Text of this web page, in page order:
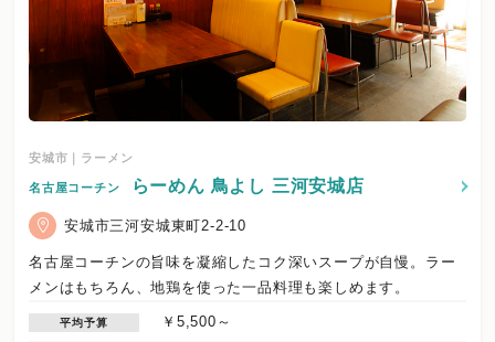
安城市｜ラーメン
名古屋コーチン らーめん 鳥よし 三河安城店
安城市三河安城東町2-2-10
名古屋コーチンの旨味を凝縮したコク深いスープが自慢。ラー
メンはもちろん、地鶏を使った一品料理も楽しめます。
平均予算 ￥5,500～